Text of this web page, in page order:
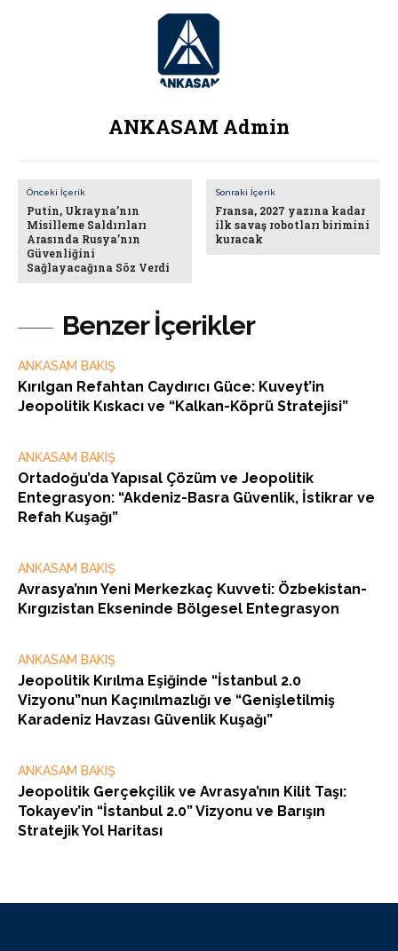
Benzer İçerikler
ANKASAM BAKIŞ
Kırılgan Refahtan Caydırıcı Güce: Kuveyt’in
Jeopolitik Kıskacı ve “Kalkan-Köprü Stratejisi”
ANKASAM BAKIŞ
Ortadoğu’da Yapısal Çözüm ve Jeopolitik
Entegrasyon: “Akdeniz-Basra Güvenlik, İstikrar ve
Refah Kuşağı”
ANKASAM BAKIŞ
Avrasya’nın Yeni Merkezkaç Kuvveti: Özbekistan-
Kırgızistan Ekseninde Bölgesel Entegrasyon
ANKASAM BAKIŞ
Jeopolitik Kırılma Eşiğinde “İstanbul 2.0
Vizyonu”nun Kaçınılmazlığı ve “Genişletilmiş
Karadeniz Havzası Güvenlik Kuşağı”
ANKASAM BAKIŞ
Jeopolitik Gerçekçilik ve Avrasya’nın Kilit Taşı:
Tokayev’in “İstanbul 2.0” Vizyonu ve Barışın
Stratejik Yol Haritası
ANKASAM Admin
Önceki İçerik
Putin, Ukrayna’nın
Misilleme Saldırıları
Arasında Rusya’nın
Güvenliğini
Sağlayacağına Söz Verdi
Sonraki İçerik
Fransa, 2027 yazına kadar
ilk savaş robotları birimini
kuracak